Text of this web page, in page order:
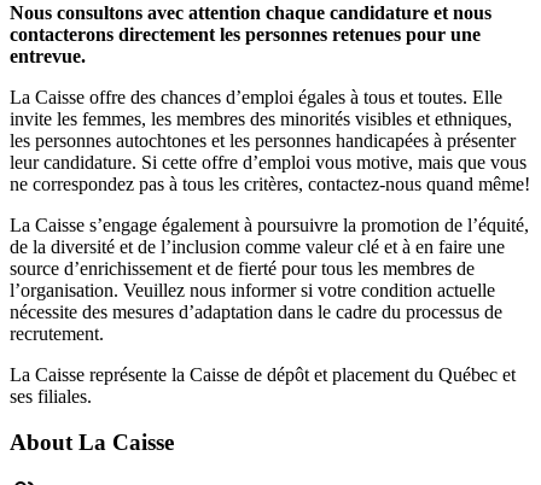
Nous consultons avec attention chaque candidature et nous
contacterons directement les personnes retenues pour une
entrevue.
La Caisse offre des chances d’emploi égales à tous et toutes. Elle
invite les femmes, les membres des minorités visibles et ethniques,
les personnes autochtones et les personnes handicapées à présenter
leur candidature. Si cette offre d’emploi vous motive, mais que vous
ne correspondez pas à tous les critères, contactez-nous quand même!
La Caisse s’engage également à poursuivre la promotion de l’équité,
de la diversité et de l’inclusion comme valeur clé et à en faire une
source d’enrichissement et de fierté pour tous les membres de
l’organisation. Veuillez nous informer si votre condition actuelle
nécessite des mesures d’adaptation dans le cadre du processus de
recrutement.
La Caisse représente la Caisse de dépôt et placement du Québec et
ses filiales.
About La Caisse